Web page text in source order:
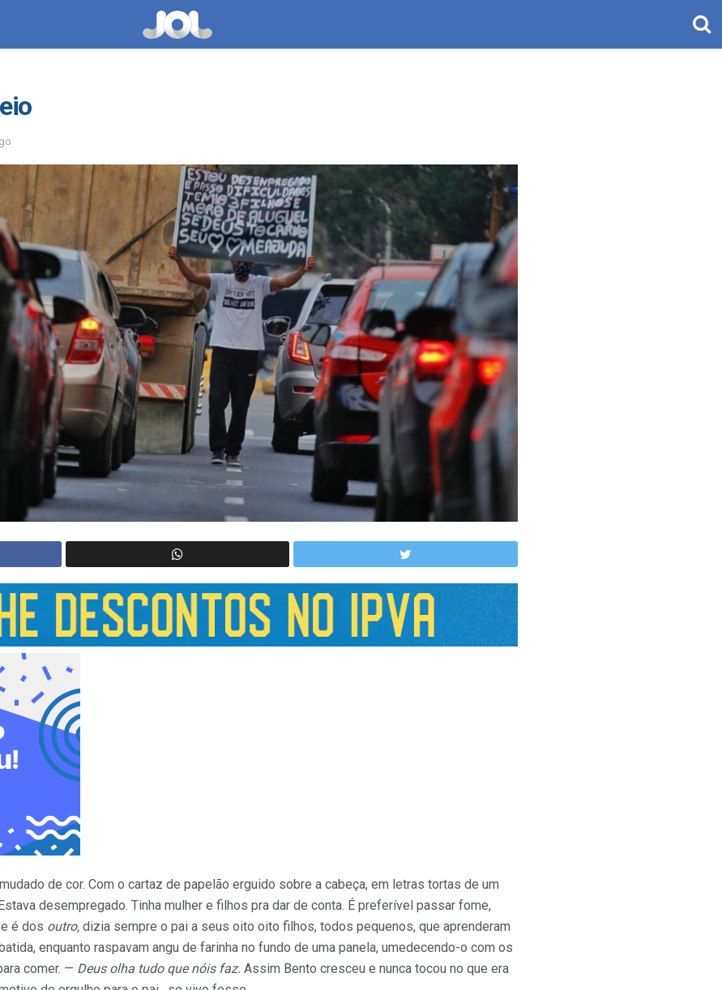
de cor. Com o cartaz de papelão erguido sobre a cabeça, em letras tortas de um
desempregado. Tinha mulher e filhos pra dar de conta. É preferível passar fome,
é dos outro, dizia sempre o pai a seus oito oito filhos, todos pequenos, que aprenderam
enquanto raspavam angu de farinha no fundo de uma panela, umedecendo-o com os
comer. — Deus olha tudo que nóis faz. Assim Bento cresceu e nunca tocou no que era